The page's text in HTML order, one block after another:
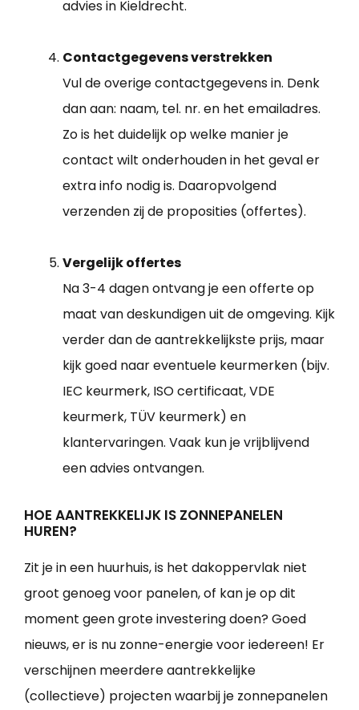
advies in Kieldrecht.
Contactgegevens verstrekken
Vul de overige contactgegevens in. Denk
dan aan: naam, tel. nr. en het emailadres.
Zo is het duidelijk op welke manier je
contact wilt onderhouden in het geval er
extra info nodig is. Daaropvolgend
verzenden zij de proposities (offertes).
Vergelijk offertes
Na 3-4 dagen ontvang je een offerte op
maat van deskundigen uit de omgeving. Kijk
verder dan de aantrekkelijkste prijs, maar
kijk goed naar eventuele keurmerken (bijv.
IEC keurmerk, ISO certificaat, VDE
keurmerk, TÜV keurmerk) en
klantervaringen. Vaak kun je vrijblijvend
een advies ontvangen.
HOE AANTREKKELIJK IS ZONNEPANELEN
HUREN?
Zit je in een huurhuis, is het dakoppervlak niet
groot genoeg voor panelen, of kan je op dit
moment geen grote investering doen? Goed
nieuws, er is nu zonne-energie voor iedereen! Er
verschijnen meerdere aantrekkelijke
(collectieve) projecten waarbij je zonnepanelen